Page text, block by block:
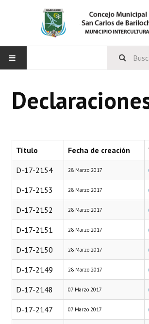
CONCEJO
Integrantes del Concejo
Comisiones Permanentes
Comisiones Especiales
Concejales Mandato Cumplido
Programas
LEGISLACIÓN
Constitución Nacional
Constitución Provincial
Carta Orgánica 2007
Título Fecha de creación
D-17-2154 28 Marzo 2017
D-17-2153 28 Marzo 2017
D-17-2152 28 Marzo 2017
D-17-2151 28 Marzo 2017
D-17-2150 28 Marzo 2017
D-17-2149 28 Marzo 2017
D-17-2148 07 Marzo 2017
D-17-2147 07 Marzo 2017